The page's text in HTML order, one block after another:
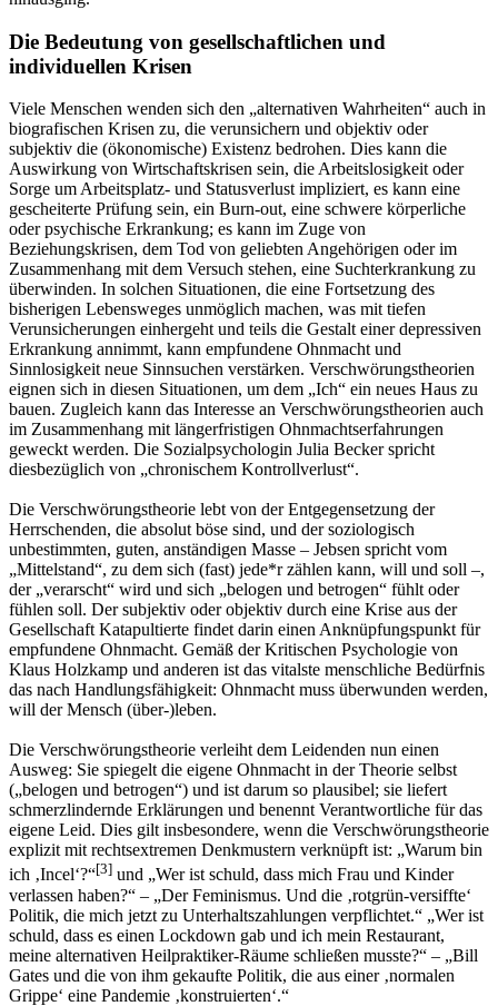
Die Bedeutung von gesellschaftlichen und
individuellen Krisen
Viele Menschen wenden sich den „alternativen Wahrheiten“ auch in
biografischen Krisen zu, die verunsichern und objektiv oder
subjektiv die (ökonomische) Existenz bedrohen. Dies kann die
Auswirkung von Wirtschaftskrisen sein, die Arbeitslosigkeit oder
Sorge um Arbeitsplatz- und Statusverlust impliziert, es kann eine
gescheiterte Prüfung sein, ein Burn-out, eine schwere körperliche
oder psychische Erkrankung; es kann im Zuge von
Beziehungskrisen, dem Tod von geliebten Angehörigen oder im
Zusammenhang mit dem Versuch stehen, eine Suchterkrankung zu
überwinden. In solchen Situationen, die eine Fortsetzung des
bisherigen Lebensweges unmöglich machen, was mit tiefen
Verunsicherungen einhergeht und teils die Gestalt einer depressiven
Erkrankung annimmt, kann empfundene Ohnmacht und
Sinnlosigkeit neue Sinnsuchen verstärken. Verschwörungstheorien
eignen sich in diesen Situationen, um dem „Ich“ ein neues Haus zu
bauen. Zugleich kann das Interesse an Verschwörungstheorien auch
im Zusammenhang mit längerfristigen Ohnmachtserfahrungen
geweckt werden. Die Sozialpsychologin Julia Becker spricht
diesbezüglich von „chronischem Kontrollverlust“.
Die Verschwörungstheorie lebt von der Entgegensetzung der
Herrschenden, die absolut böse sind, und der soziologisch
unbestimmten, guten, anständigen Masse – Jebsen spricht vom
„Mittelstand“, zu dem sich (fast) jede*r zählen kann, will und soll –,
der „verarscht“ wird und sich „belogen und betrogen“ fühlt oder
fühlen soll. Der subjektiv oder objektiv durch eine Krise aus der
Gesellschaft Katapultierte findet darin einen Anknüpfungspunkt für
empfundene Ohnmacht. Gemäß der Kritischen Psychologie von
Klaus Holzkamp und anderen ist das vitalste menschliche Bedürfnis
das nach Handlungsfähigkeit: Ohnmacht muss überwunden werden,
will der Mensch (über-)leben.
Die Verschwörungstheorie verleiht dem Leidenden nun einen
Ausweg: Sie spiegelt die eigene Ohnmacht in der Theorie selbst
(„belogen und betrogen“) und ist darum so plausibel; sie liefert
schmerzlindernde Erklärungen und benennt Verantwortliche für das
eigene Leid. Dies gilt insbesondere, wenn die Verschwörungstheorie
explizit mit rechtsextremen Denkmustern verknüpft ist: „Warum bin
ich ‚Incel‘?“[3] und „Wer ist schuld, dass mich Frau und Kinder
verlassen haben?“ – „Der Feminismus. Und die ‚rotgrün-versiffte‘
Politik, die mich jetzt zu Unterhaltszahlungen verpflichtet.“ „Wer ist
schuld, dass es einen Lockdown gab und ich mein Restaurant,
meine alternativen Heilpraktiker-Räume schließen musste?“ – „Bill
Gates und die von ihm gekaufte Politik, die aus einer ‚normalen
Grippe‘ eine Pandemie ‚konstruierten‘.“